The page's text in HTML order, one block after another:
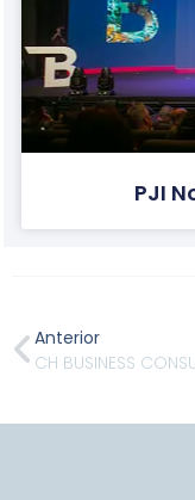
PJI
Anterior